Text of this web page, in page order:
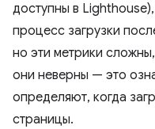
доступны в
процесс загрузки
но эти метрики
они неверны — это
определяют, когда
страницы.